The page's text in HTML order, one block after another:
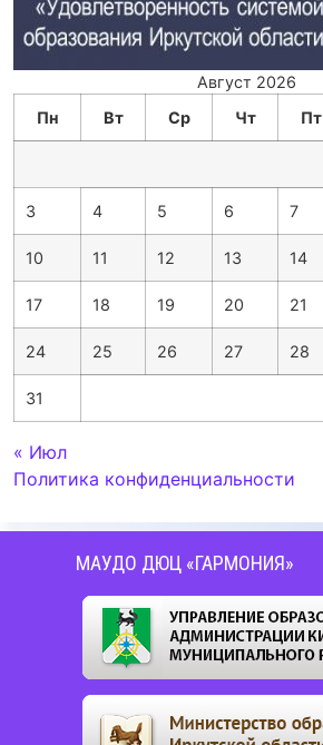
Август 2026
Пн
Вт Ср Чт Пт
3 4 5 6 7
10 11 12 13 14
17 18 19 20 21
24 25 26 27 28
31
« Июл
Политика конфиденциальности
МАУДО ДЮЦ «ГАРМОНИЯ»